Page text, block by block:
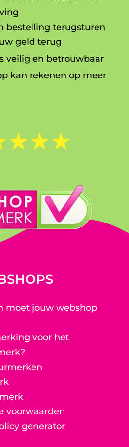
bestelling terugsturen
geld terug
veilig en betrouwbaar
kan rekenen op meer
☆☆☆
moet jouw webshop
voor het
voorwaarden
generator